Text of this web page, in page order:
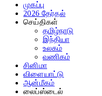
முகப்பு
2026 தேர்தல்
செய்திகள்
தமிழ்நாடு
இந்தியா
உலகம்
வணிகம்
சினிமா
விளையாட்டு
ஆன்மீகம்
லைப்ஸ்டைல்